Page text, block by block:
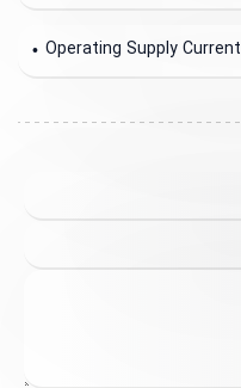
Operating Supply Current